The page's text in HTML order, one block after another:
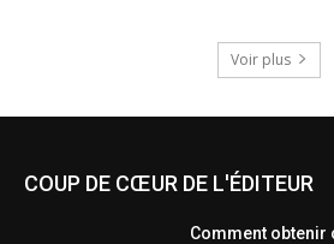
Voir plus
COUP DE CŒUR DE L'ÉDITEUR
Comment